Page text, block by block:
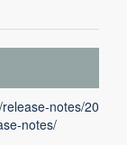
notes/20
notes/